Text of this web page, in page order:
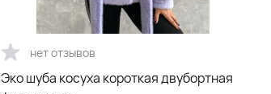
нет отзывов
Эко шуба косуха короткая двубортная